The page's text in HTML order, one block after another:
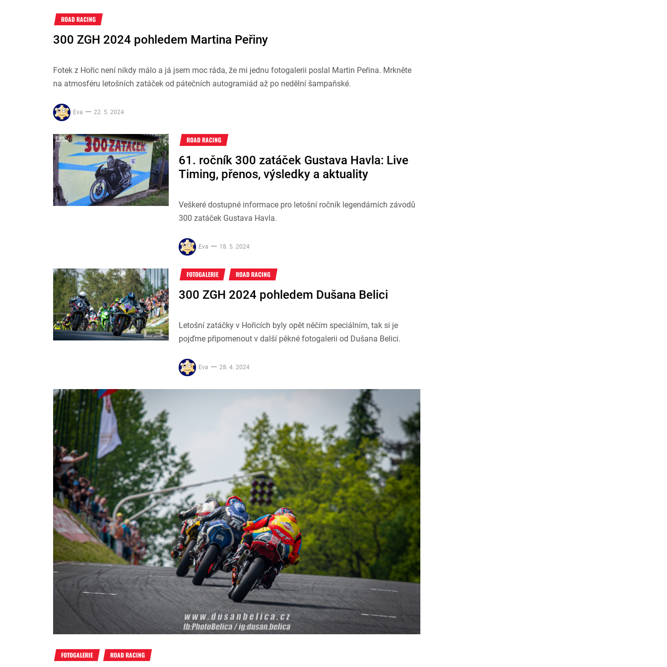
ROAD RACING
300 ZGH 2024 pohledem Martina Peřiny
Fotek z Hořic není nikdy málo a já jsem moc ráda, že mi jednu fotogalerii poslal Martin Peřina. Mrkněte
na atmosféru letošních zatáček od pátečních autogramiád až po nedělní šampaňské.
Eva 22. 5. 2024
ROAD RACING
61. ročník 300 zatáček Gustava Havla: Live
Timing, přenos, výsledky a aktuality
Veškeré dostupné informace pro letošní ročník legendárních závodů
300 zatáček Gustava Havla.
Eva 18. 5. 2024
FOTOGALERIE ROAD RACING
300 ZGH 2024 pohledem Dušana Belici
Letošní zatáčky v Hořicích byly opět něčím speciálním, tak si je
pojďme připomenout v další pěkné fotogalerii od Dušana Belici.
Eva 28. 4. 2024
FOTOGALERIE ROAD RACING